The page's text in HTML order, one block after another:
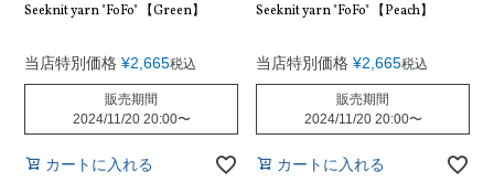
Seeknit yarn "FoFo" 【Green】
当店特別価格 ¥2,665税込
販売期間
2024/11/20 20:00〜
カートに入れる
Seeknit yarn "FoFo" 【Peach】
当店特別価格 ¥2,665税込
販売期間
2024/11/20 20:00〜
カートに入れる